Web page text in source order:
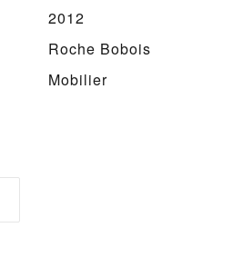
2012
Roche Bobois
Mobilier